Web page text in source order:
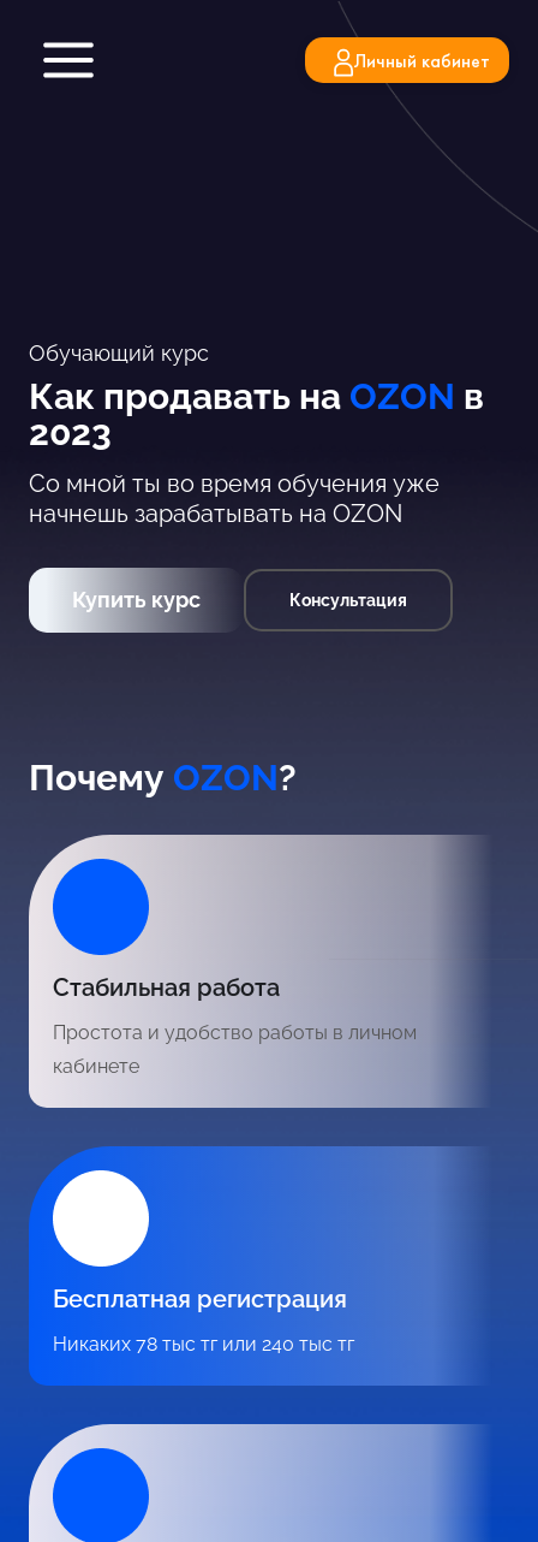
содержимому
Личный кабинет
Обучающий курс
Как продавать на OZON в
2023
Cо мной ты во время обучения уже
начнешь зарабатывать на OZON
Купить курс Консультация
Почему OZON?
Стабильная работа
Простота и удобство работы в личном
кабинете
Бесплатная регистрация
Никаких 78 тыс тг или 240 тыс тг